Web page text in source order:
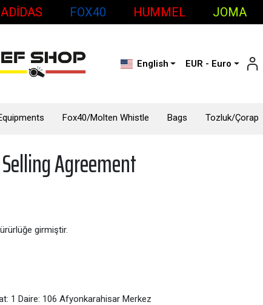
FOX40 HUMMEL JOMA
English EUR - Euro
Fox40/Molten Whistle Bags Tozluk/Çorap
Agreement
girmiştir.
1 Daire: 106 Afyonkarahisar Merkez